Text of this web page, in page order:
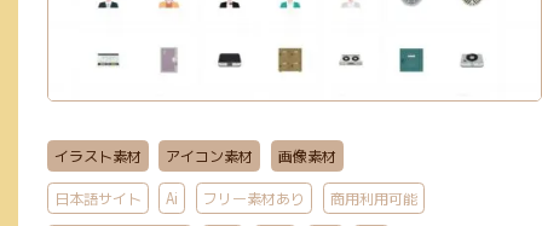
フラットデザイン(5) Exif情報の削除(1) SVG(23)
アイソメトリック(1) エンコード(2) PNG(48)
クレジット表記不要(58) Webマーケティング(12)
mov(2) WebP変換(1) デザイン(71) PHP(4) リサイズ(3)
イラスト素材 アイコン素材 画像素材
日本語サイト Ai フリー素材あり 商用利用可能